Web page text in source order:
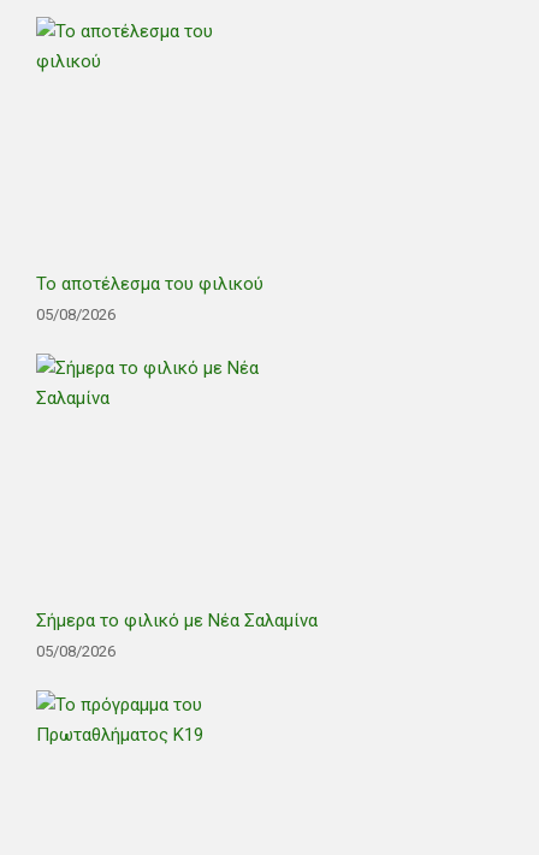
Το αποτέλεσμα του φιλικού
05/08/2026
Σήμερα το φιλικό με Νέα Σαλαμίνα
05/08/2026